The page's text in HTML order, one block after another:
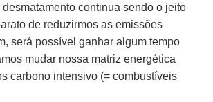
continua sendo o jeito
de reduzirmos as emissões
será possível ganhar algum tempo
mudar nossa matriz energética
carbono intensivo (= combustíveis